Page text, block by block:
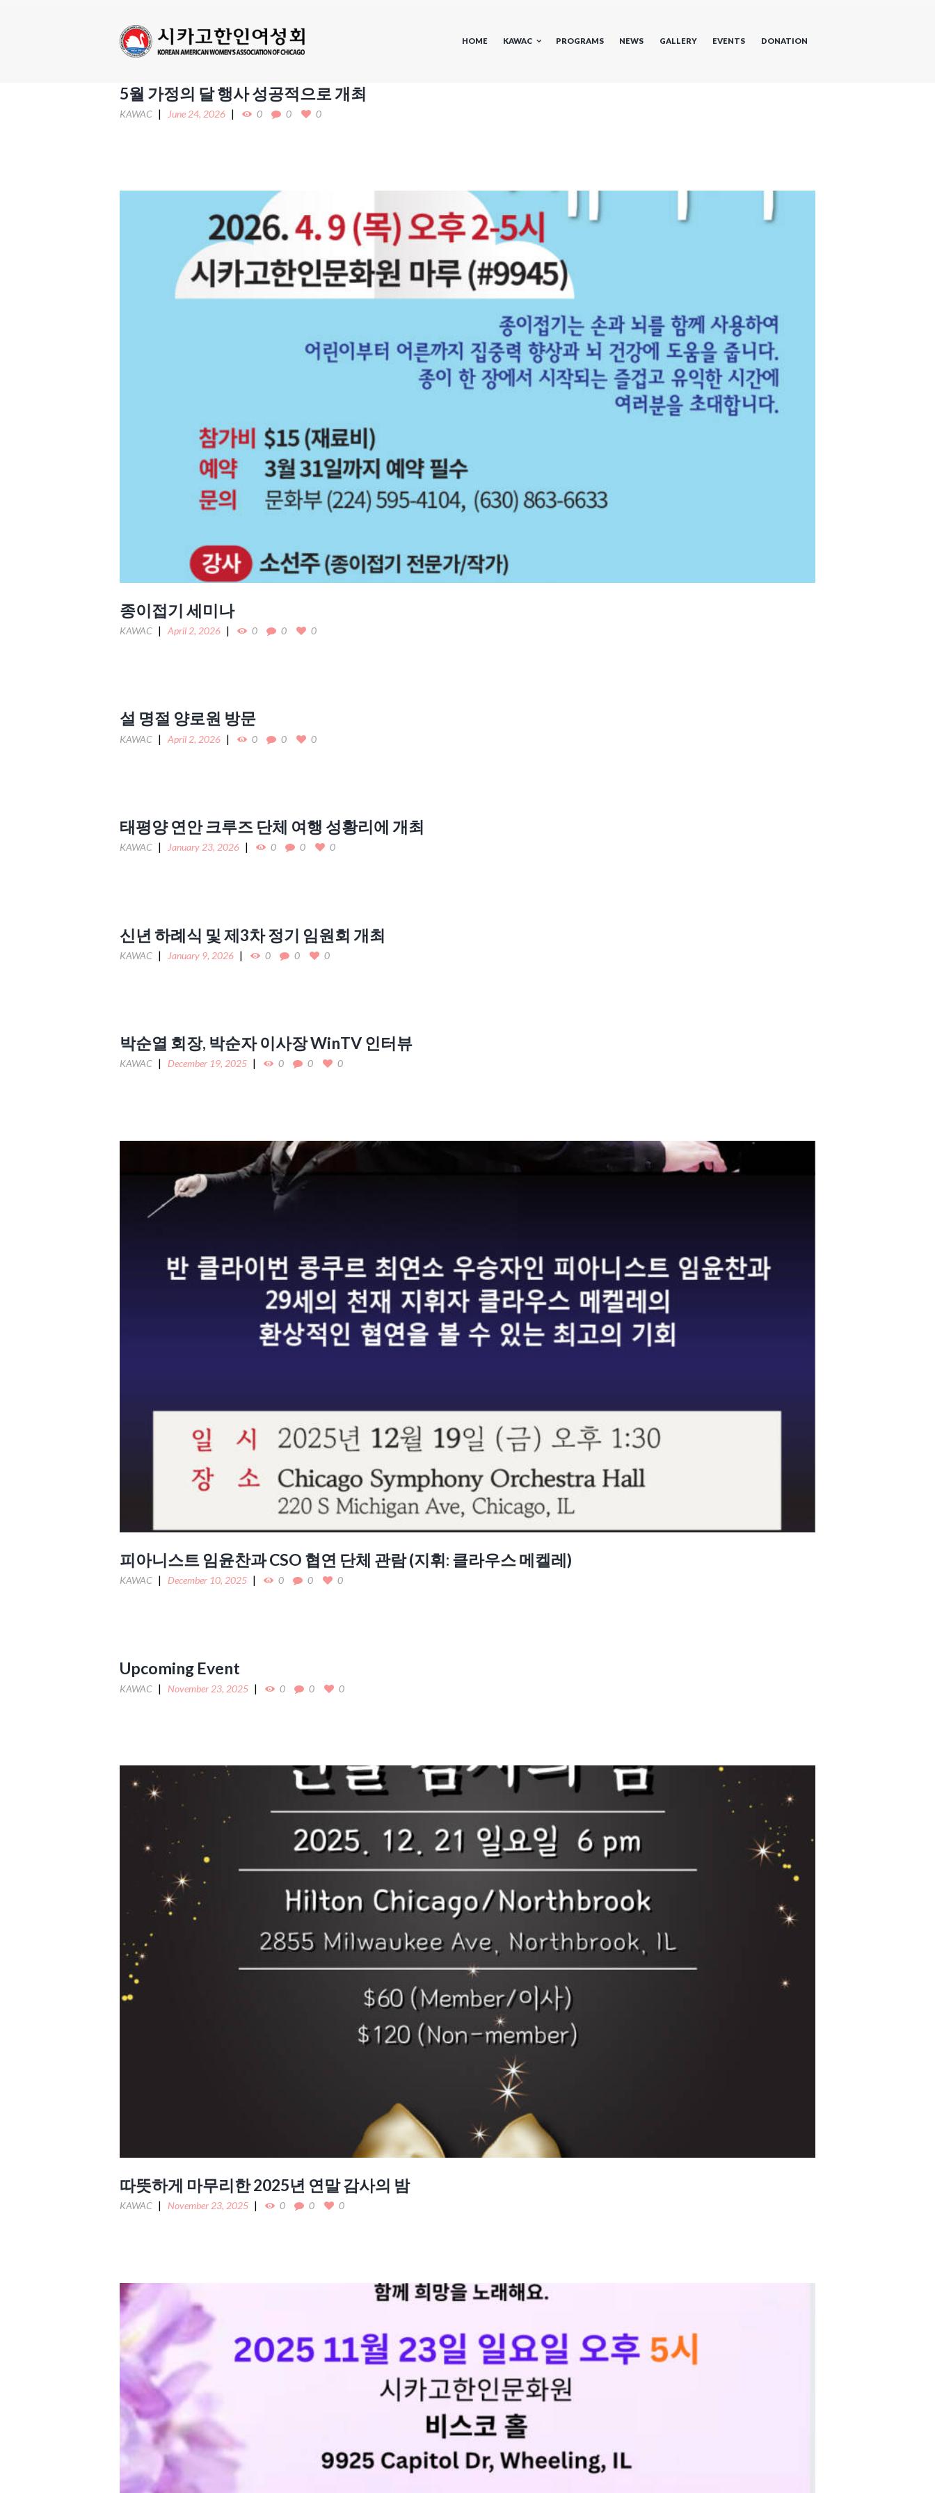
HOME KAWAC PROGRAMS NEWS GALLERY EVENTS DONATION
5월 가정의 달 행사 성공적으로 개최
KAWAC June 24, 2026 0 0 0
종이접기 세미나
KAWAC April 2, 2026 0 0 0
설 명절 양로원 방문
KAWAC April 2, 2026 0 0 0
태평양 연안 크루즈 단체 여행 성황리에 개최
KAWAC January 23, 2026 0 0 0
신년 하례식 및 제3차 정기 임원회 개최
KAWAC January 9, 2026 0 0 0
박순열 회장, 박순자 이사장 WinTV 인터뷰
KAWAC December 19, 2025 0 0 0
피아니스트 임윤찬과 CSO 협연 단체 관람 (지휘: 클라우스 메켈레)
KAWAC December 10, 2025 0 0 0
Upcoming Event
KAWAC November 23, 2025 0 0 0
따뜻하게 마무리한 2025년 연말 감사의 밤
KAWAC November 23, 2025 0 0 0